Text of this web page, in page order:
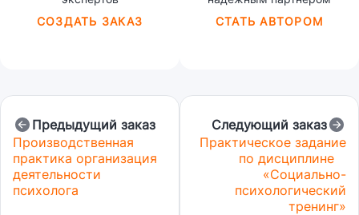
СОЗДАТЬ ЗАКАЗ
СТАТЬ АВТОРОМ
Предыдущий заказ
Производственная
практика организация
деятельности
психолога
Следующий заказ
Практическое задание
по дисциплине
«Социально-
психологический
тренинг»